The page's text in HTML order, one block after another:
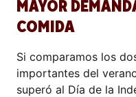
MAYOR
COMIDA
Si comparamos los
importantes del
superó al Día de la